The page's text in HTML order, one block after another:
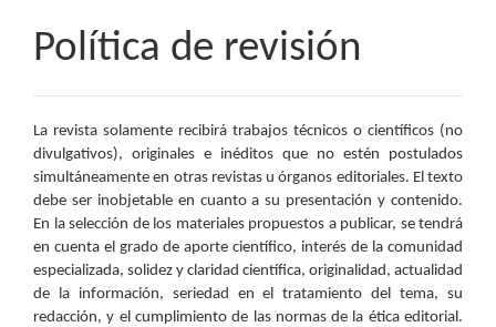
Política de revisión
La revista solamente recibirá trabajos técnicos o científicos (no
divulgativos), originales e inéditos que no estén postulados
simultáneamente en otras revistas u órganos editoriales. El texto
debe ser inobjetable en cuanto a su presentación y contenido.
En la selección de los materiales propuestos a publicar, se tendrá
en cuenta el grado de aporte científico, interés de la comunidad
especializada, solidez y claridad científica, originalidad, actualidad
de la información, seriedad en el tratamiento del tema, su
redacción, y el cumplimiento de las normas de la ética editorial.